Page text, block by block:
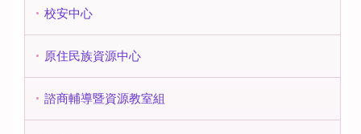
校安中心
原住民族資源中心
諮商輔導暨資源教室組